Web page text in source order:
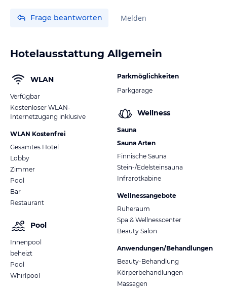
Frage beantworten Melden
Hotelausstattung Allgemein
WLAN
Verfügbar
Kostenloser WLAN-
Internetzugang inklusive
WLAN Kostenfrei
Gesamtes Hotel
Lobby
Zimmer
Pool
Bar
Restaurant
Pool
Innenpool
beheizt
Pool
Whirlpool
Parkmöglichkeiten
Parkgarage
Wellness
Sauna
Sauna Arten
Finnische Sauna
Stein-/Edelsteinsauna
Infrarotkabine
Wellnessangebote
Ruheraum
Spa & Wellnesscenter
Beauty Salon
Anwendungen/Behandlungen
Beauty-Behandlung
Körperbehandlungen
Massagen